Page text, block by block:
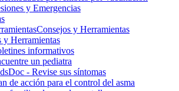
y Emergencias
Consejos y Herramientas
y Herramientas
informativos
un pediatra
- Revise sus síntomas
de acción para el control del asma